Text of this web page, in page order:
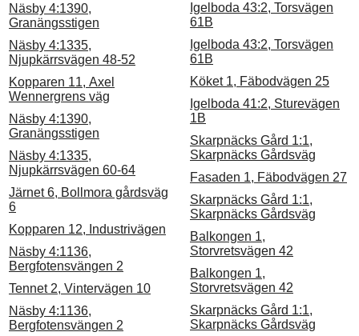
Näsby 4:1390,
Granängsstigen
Näsby 4:1335,
Njupkärrsvägen 48-52
Kopparen 11, Axel
Wennergrens väg
Näsby 4:1390,
Granängsstigen
Näsby 4:1335,
Njupkärrsvägen 60-64
Järnet 6, Bollmora gårdsväg
6
Kopparen 12, Industrivägen
Näsby 4:1136,
Bergfotensvängen 2
Tennet 2, Vintervägen 10
Näsby 4:1136,
Bergfotensvängen 2
Igelboda 43:2, Torsvägen
61B
Igelboda 43:2, Torsvägen
61B
Köket 1, Fäbodvägen 25
Igelboda 41:2, Sturevägen
1B
Skarpnäcks Gård 1:1,
Skarpnäcks Gårdsväg
Fasaden 1, Fäbodvägen 27
Skarpnäcks Gård 1:1,
Skarpnäcks Gårdsväg
Balkongen 1,
Storvretsvägen 42
Balkongen 1,
Storvretsvägen 42
Skarpnäcks Gård 1:1,
Skarpnäcks Gårdsväg